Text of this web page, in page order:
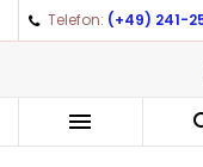
Telefon: (+49) 241-

Auf meine
((title))
((label))
Anmelden
You need to be
wishlist.